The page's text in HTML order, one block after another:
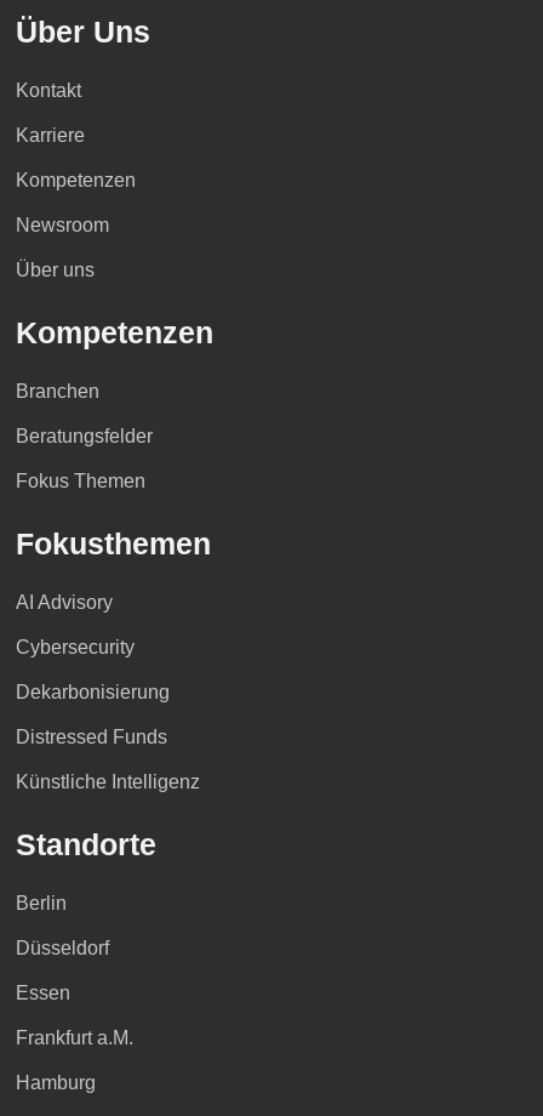
Über Uns
Kontakt
Karriere
Kompetenzen
Newsroom
Über uns
Kompetenzen
Branchen
Beratungsfelder
Fokus Themen
Fokusthemen
AI Advisory
Cybersecurity
Dekarbonisierung
Distressed Funds
Künstliche Intelligenz
Standorte
Berlin
Düsseldorf
Essen
Frankfurt a.M.
Hamburg